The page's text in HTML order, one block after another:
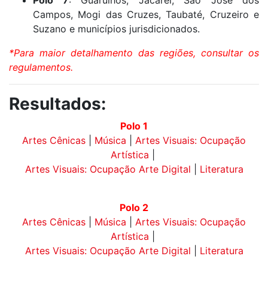
Campos, Mogi das Cruzes, Taubaté, Cruzeiro e
Suzano e municípios jurisdicionados.
*Para maior detalhamento das regiões, consultar os
regulamentos.
Resultados:
Polo 1
Artes Cênicas
Música
Artes Visuais: Ocupação
Artística
Artes Visuais: Ocupação Arte Digital
Literatura
Polo 2
Artes Cênicas
Música
Artes Visuais: Ocupação
Artística
Artes Visuais: Ocupação Arte Digital
Literatura